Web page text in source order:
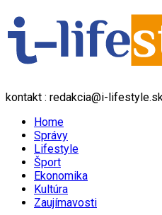
kontakt : redakcia@i-
Home
Správy
Lifestyle
Šport
Ekonomika
Kultúra
Zaujímavosti